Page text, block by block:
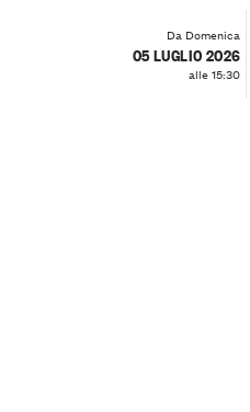
Da Domenica
05 LUGLIO 2026
alle 15:30